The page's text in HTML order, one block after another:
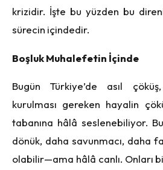
krizidir. İşte bu yüzden bu
sürecin içindedir.
Boşluk Muhalefetin İçinde
Bugün Türkiye’de asıl
kurulması gereken hayalin
tabanına hâlâ seslenebiliyor.
dönük, daha savunmacı, daha
olabilir—ama hâlâ canlı. Onları